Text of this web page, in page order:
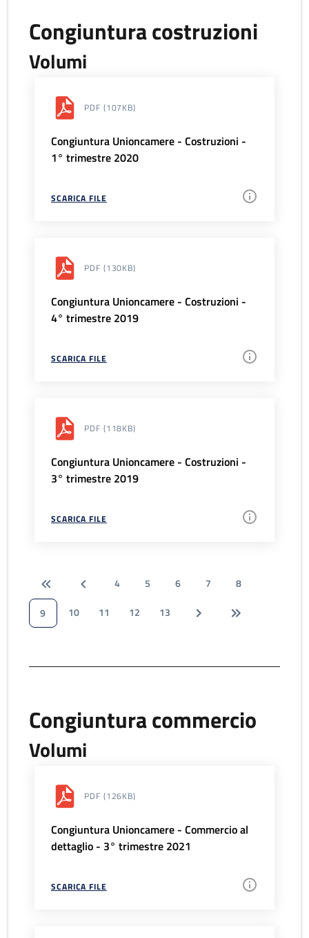
Congiuntura costruzioni
Volumi
PDF (107KB)
Congiuntura Unioncamere - Costruzioni -
1° trimestre 2020
SCARICA FILE
PDF (130KB)
Congiuntura Unioncamere - Costruzioni -
4° trimestre 2019
SCARICA FILE
PDF (118KB)
Congiuntura Unioncamere - Costruzioni -
3° trimestre 2019
SCARICA FILE
4 5 6 7
8
9
10 11 12 13
Congiuntura commercio
Volumi
PDF (126KB)
Congiuntura Unioncamere - Commercio al
dettaglio - 3° trimestre 2021
SCARICA FILE